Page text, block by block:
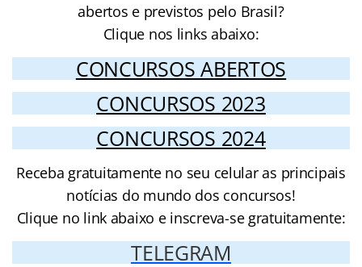
abertos e previstos pelo Brasil?
Clique nos links abaixo:
CONCURSOS ABERTOS
CONCURSOS 2023
CONCURSOS 2024
Receba gratuitamente no seu celular as principais
notícias do mundo dos concursos!
Clique no link abaixo e inscreva-se gratuitamente:
TELEGRAM